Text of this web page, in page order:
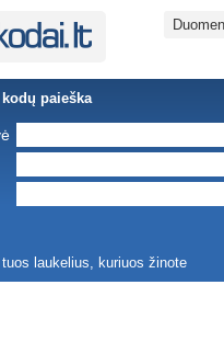
paieška
laukelius, kuriuos žinote